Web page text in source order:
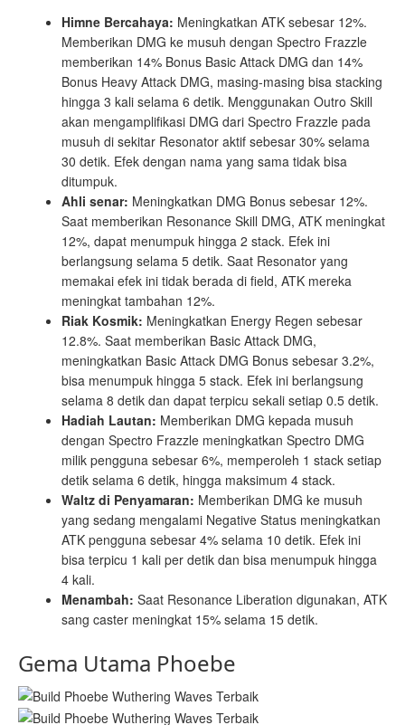
Himne Bercahaya: Meningkatkan ATK sebesar 12%.
Memberikan DMG ke musuh dengan Spectro Frazzle
memberikan 14% Bonus Basic Attack DMG dan 14%
Bonus Heavy Attack DMG, masing-masing bisa stacking
hingga 3 kali selama 6 detik. Menggunakan Outro Skill
akan mengamplifikasi DMG dari Spectro Frazzle pada
musuh di sekitar Resonator aktif sebesar 30% selama
30 detik. Efek dengan nama yang sama tidak bisa
ditumpuk.
Ahli senar: Meningkatkan DMG Bonus sebesar 12%.
Saat memberikan Resonance Skill DMG, ATK meningkat
12%, dapat menumpuk hingga 2 stack. Efek ini
berlangsung selama 5 detik. Saat Resonator yang
memakai efek ini tidak berada di field, ATK mereka
meningkat tambahan 12%.
Riak Kosmik: Meningkatkan Energy Regen sebesar
12.8%. Saat memberikan Basic Attack DMG,
meningkatkan Basic Attack DMG Bonus sebesar 3.2%,
bisa menumpuk hingga 5 stack. Efek ini berlangsung
selama 8 detik dan dapat terpicu sekali setiap 0.5 detik.
Hadiah Lautan: Memberikan DMG kepada musuh
dengan Spectro Frazzle meningkatkan Spectro DMG
milik pengguna sebesar 6%, memperoleh 1 stack setiap
detik selama 6 detik, hingga maksimum 4 stack.
Waltz di Penyamaran: Memberikan DMG ke musuh
yang sedang mengalami Negative Status meningkatkan
ATK pengguna sebesar 4% selama 10 detik. Efek ini
bisa terpicu 1 kali per detik dan bisa menumpuk hingga
4 kali.
Menambah: Saat Resonance Liberation digunakan, ATK
sang caster meningkat 15% selama 15 detik.
Gema Utama Phoebe